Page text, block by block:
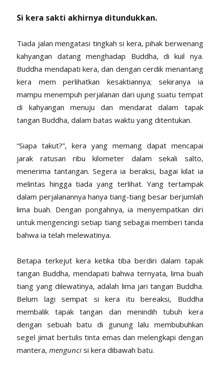
Si kera sakti akhirnya ditundukkan.
Tiada jalan mengatasi tingkah si kera, pihak berwenang
kahyangan datang menghadap Buddha, di kuil nya.
Buddha mendapati kera, dan dengan cerdik menantang
kera mem perlihatkan kesaktiannya; sekiranya ia
mampu menempuh perjalanan dari ujung suatu tempat
di kahyangan menuju dan mendarat dalam tapak
tangan Buddha, dalam batas waktu yang ditentukan.
“Siapa takut?”, kera yang memang dapat mencapai
jarak ratusan ribu kilometer dalam sekali salto,
menerima tantangan. Segera ia beraksi, bagai kilat ia
melintas hingga tiada yang terlihat. Yang tertampak
dalam perjalanannya hanya tiang-tiang besar berjumlah
lima buah. Dengan pongahnya, ia menyempatkan diri
untuk mengencingi setiap tiang sebagai memberi tanda
bahwa ia telah melewatinya.
Betapa terkejut kera ketika tiba berdiri dalam tapak
tangan Buddha, mendapati bahwa ternyata, lima buah
tiang yang dilewatinya, adalah lima jari tangan Buddha.
Belum lagi sempat si kera itu bereaksi, Buddha
membalik tapak tangan dan menindih tubuh kera
dengan sebuah batu di gunung lalu membubuhkan
segel jimat bertulis tinta emas dan melengkapi dengan
mantera,mengunci si kera dibawah batu.